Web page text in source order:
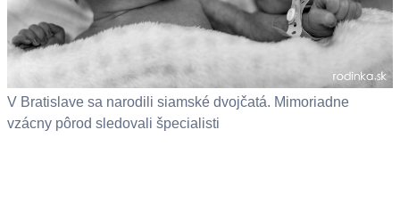
V Bratislave sa narodili siamské dvojčatá. Mimoriadne
vzácny pôrod sledovali špecialisti